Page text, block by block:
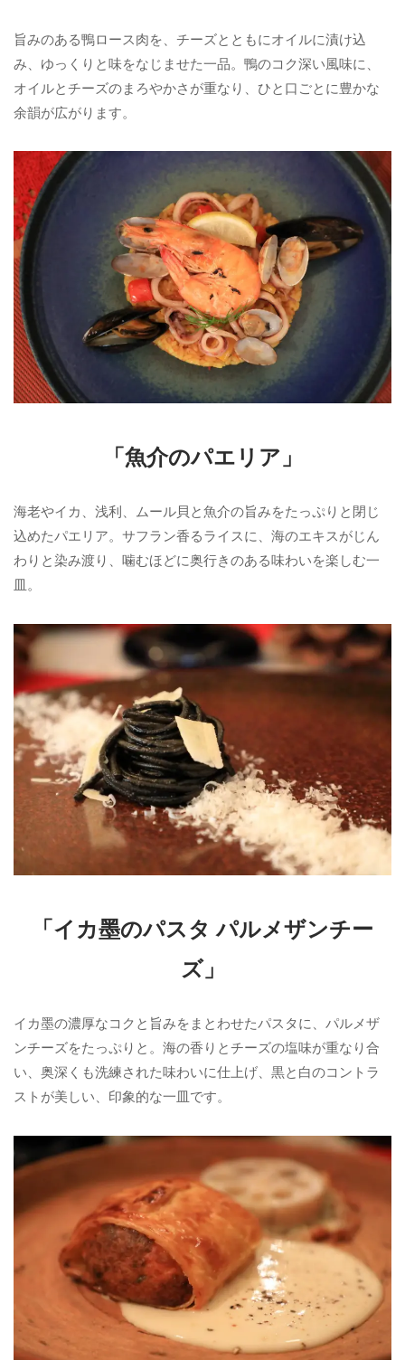
旨みのある鴨ロース肉を、チーズとともにオイルに漬け込
み、ゆっくりと味をなじませた一品。鴨のコク深い風味に、
オイルとチーズのまろやかさが重なり、ひと口ごとに豊かな
余韻が広がります。
「魚介のパエリア」
海老やイカ、浅利、ムール貝と魚介の旨みをたっぷりと閉じ
込めたパエリア。サフラン香るライスに、海のエキスがじん
わりと染み渡り、噛むほどに奥行きのある味わいを楽しむ一
皿。
「イカ墨のパスタ パルメザンチー
ズ」
イカ墨の濃厚なコクと旨みをまとわせたパスタに、パルメザ
ンチーズをたっぷりと。海の香りとチーズの塩味が重なり合
い、奥深くも洗練された味わいに仕上げ、黒と白のコントラ
ストが美しい、印象的な一皿です。